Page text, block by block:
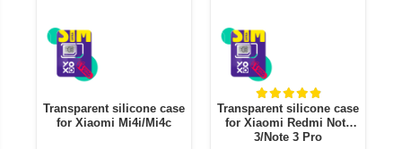
Transparent silicone case
for Xiaomi Mi4i/Mi4c
Transparent silicone case
for Xiaomi Redmi Note
3/Note 3 Pro